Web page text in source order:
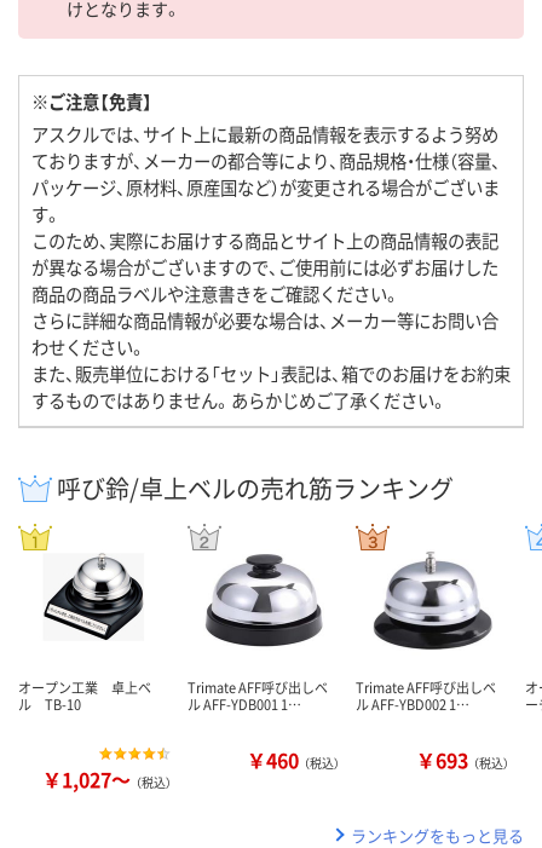
けとなります。
※ご注意【免責】
アスクルでは、サイト上に最新の商品情報を表示するよう努め
ておりますが、メーカーの都合等により、商品規格・仕様（容量、
パッケージ、原材料、原産国など）が変更される場合がございま
す。
このため、実際にお届けする商品とサイト上の商品情報の表記
が異なる場合がございますので、ご使用前には必ずお届けした
商品の商品ラベルや注意書きをご確認ください。
さらに詳細な商品情報が必要な場合は、メーカー等にお問い合
わせください。
また、販売単位における「セット」表記は、箱でのお届けをお約束
するものではありません。あらかじめご了承ください。
呼び鈴/卓上ベルの売れ筋ランキング
オープン工業 卓上ベ
ル TB-10
￥1,027～ （税込）
Trimate AFF呼び出しベ
ル AFF-YDB001 1…
￥460 （税込）
Trimate AFF呼び出しベ
ル AFF-YBD002 1…
￥693 （税込）
ランキングをもっと見る